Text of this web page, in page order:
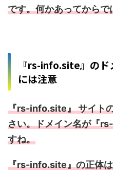
です。何かあってからで
『rs-info.site』のド
には注意
『rs-info.site』 サイト
さい。ドメイン名が『
すね。
『rs-info.site』の正体